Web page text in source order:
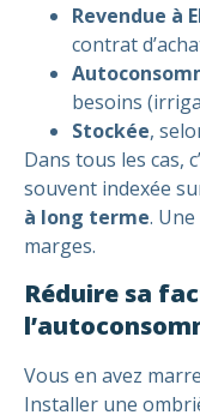
Revendue à
contrat
besoins
Stockée,
Dans tous les cas,
souvent indexée
à long terme.
marges.
Réduire sa
Vous en avez
Installer une